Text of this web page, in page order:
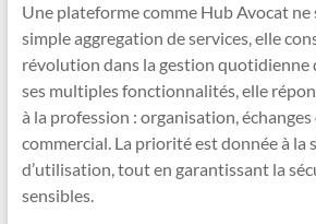
Une plateforme comme Hub Avocat ne
simple aggregation de services, elle
révolution dans la gestion quotidienne
ses multiples fonctionnalités, elle
à la profession : organisation,
commercial. La priorité est donnée à la
d’utilisation, tout en garantissant la
sensibles.